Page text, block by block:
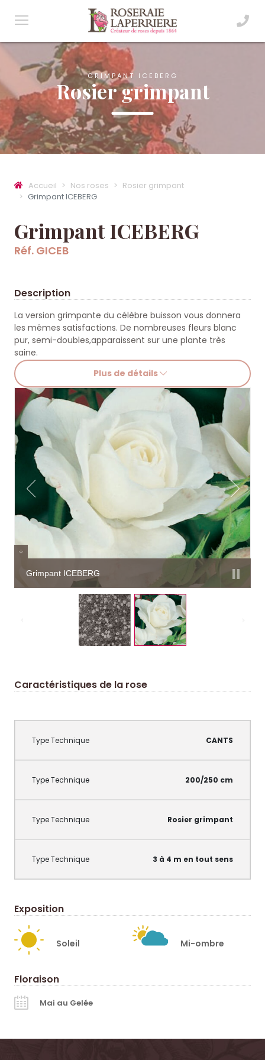
GRIMPANT ICEBERG
Rosier grimpant
Accueil Nos roses
Rosier grimpant
Grimpant ICEBERG
Grimpant ICEBERG
Réf. GICEB
Description
La version grimpante du célèbre buisson vous donnera
les mêmes satisfactions. De nombreuses fleurs blanc
pur, semi-doubles,apparaissent sur une plante très
saine.
Plus de détails
Grimpant ICEBERG
Caractéristiques de la rose
CANTS
200/250 cm
Rosier grimpant
3 à 4 m en tout sens
Exposition
Soleil Mi-ombre
Floraison
Mai au Gelée